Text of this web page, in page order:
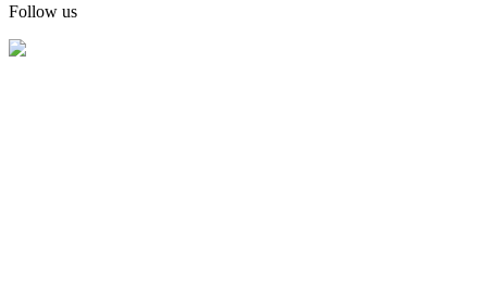
Follow us